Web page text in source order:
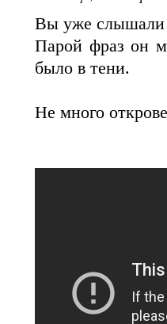
Вы уже слышали
Парой фраз он
было в тени.
Не много